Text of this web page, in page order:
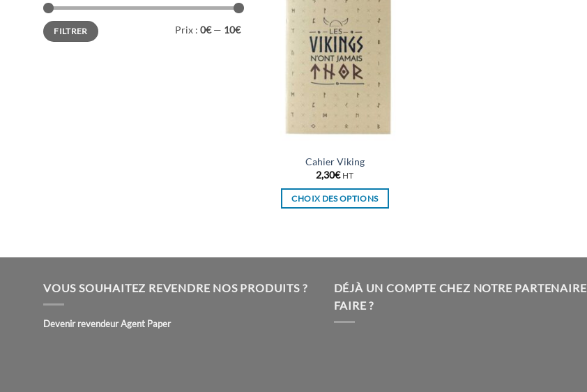
Prix
min
Prix
maxFILTRER Prix : 0€— 10€
Cahier Viking
2,30€ HT
CHOIX DES OPTIONS
variations.
Les
options
VOUS SOUHAITEZ REVENDRE NOS PRODUITS ?
Devenir revendeur Agent Paper
DÉJÀ UN COMPTE CHEZ NOTRE PARTENAIRE
FAIRE ?